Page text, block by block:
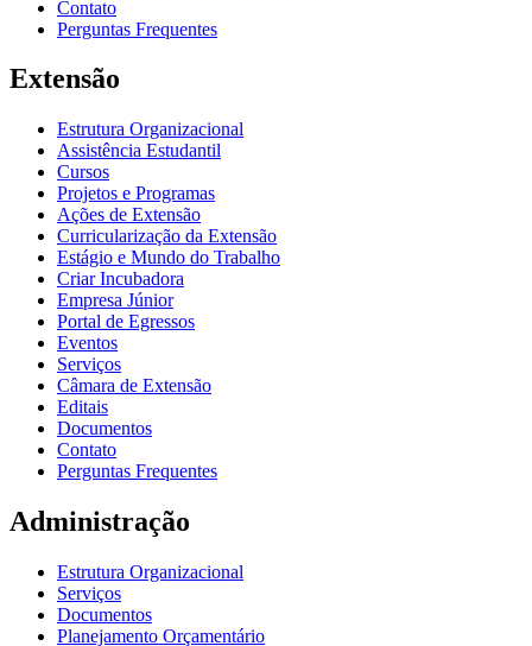
Contato
Perguntas Frequentes
Extensão
Estrutura Organizacional
Assistência Estudantil
Cursos
Projetos e Programas
Ações de Extensão
Curricularização da Extensão
Estágio e Mundo do Trabalho
Criar Incubadora
Empresa Júnior
Portal de Egressos
Eventos
Serviços
Câmara de Extensão
Editais
Documentos
Contato
Perguntas Frequentes
Administração
Estrutura Organizacional
Serviços
Documentos
Planejamento Orçamentário